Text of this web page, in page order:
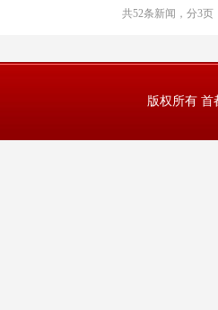
共52条新闻，分3页
版权所有 首